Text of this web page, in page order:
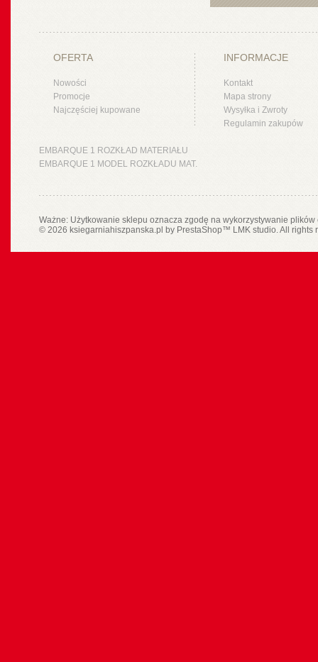
OFERTA
Nowości
Promocje
Najczęściej kupowane
INFORMACJE
Kontakt
Mapa strony
Wysyłka i Zwroty
Regulamin zakupów
EMBARQUE 1 ROZKŁAD MATERIAŁU
EMBARQUE 1 MODEL ROZKŁADU MAT.
Ważne: Użytkowanie sklepu oznacza zgodę na wykorzystywanie
© 2026 ksiegarniahiszpanska.pl by PrestaShop™ LMK studio. All rights